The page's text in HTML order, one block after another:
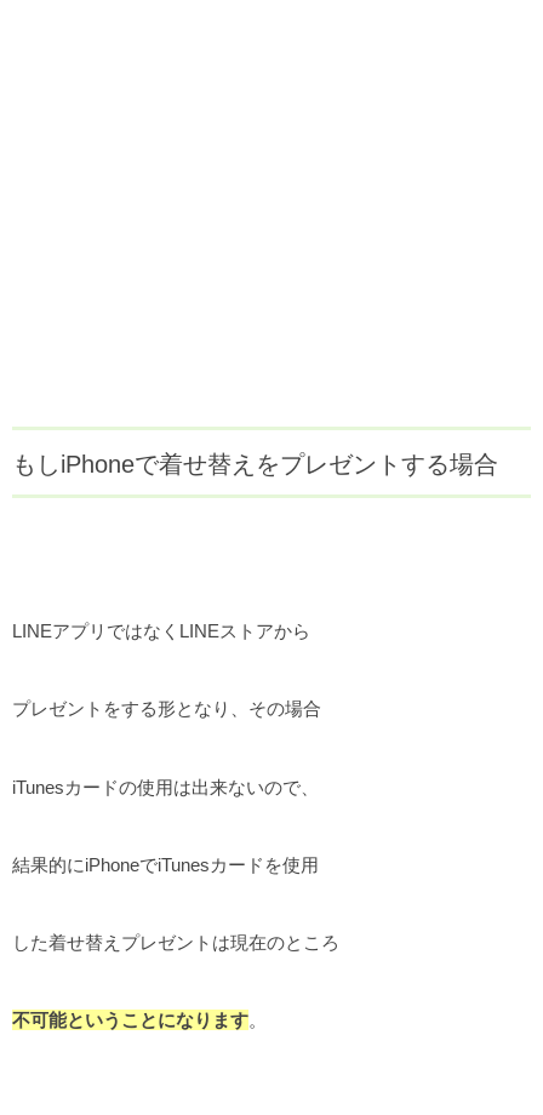
もしiPhoneで着せ替えをプレゼントする場合
LINEアプリではなくLINEストアから
プレゼントをする形となり、その場合
iTunesカードの使用は出来ないので、
結果的にiPhoneでiTunesカードを使用
した着せ替えプレゼントは現在のところ
不可能ということになります。